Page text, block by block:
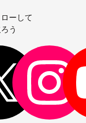
ーして
う